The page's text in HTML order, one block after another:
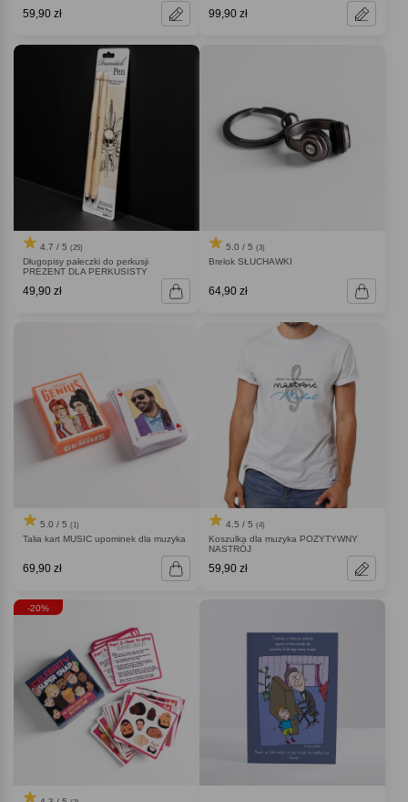
59,90 zł 99,90 zł
4.7 / 5 (25)
Długopisy pałeczki do perkusji
PREZENT DLA PERKUSISTY
49,90 zł
5.0 / 5 (3)
Brelok SŁUCHAWKI
64,90 zł
5.0 / 5 (1)
Talia kart MUSIC upominek dla muzyka
69,90 zł
4.5 / 5 (4)
Koszulka dla muzyka POZYTYWNY
NASTRÓJ
59,90 zł
-20%